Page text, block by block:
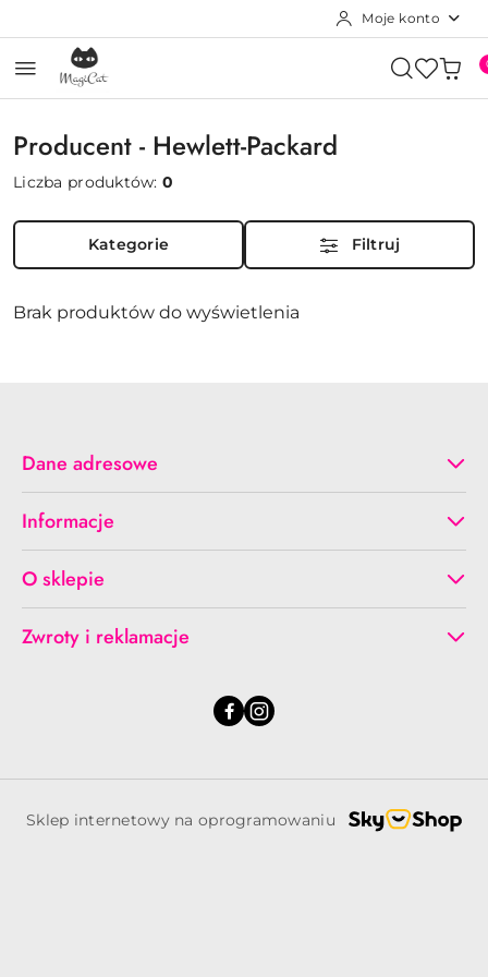
Moje konto
Producent - Hewlett-Packard
Liczba produktów:0
Kategorie Filtruj
Brak produktów do wyświetlenia
Dane adresowe
Informacje
O sklepie
Zwroty i reklamacje
Sklep internetowy na oprogramowaniu